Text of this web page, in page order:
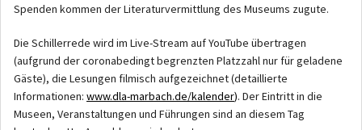
Spenden kommen der Literaturvermittlung des Museums zugute.
Die Schillerrede wird im Live-Stream auf YouTube übertragen
(aufgrund der coronabedingt begrenzten Platzzahl nur für geladene
Gäste), die Lesungen filmisch aufgezeichnet (detaillierte
Informationen: www.dla-marbach.de/kalender). Der Eintritt in die
Museen, Veranstaltungen und Führungen sind an diesem Tag